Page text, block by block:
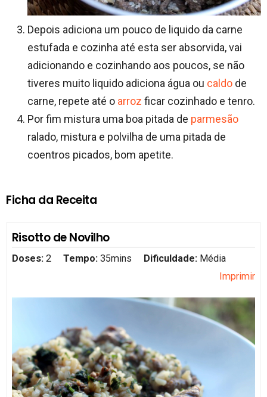
Depois adiciona um pouco de liquido da carne
estufada e cozinha até esta ser absorvida, vai
adicionando e cozinhando aos poucos, se não
tiveres muito liquido adiciona água ou caldo de
carne, repete até o arroz ficar cozinhado e tenro.
Por fim mistura uma boa pitada de parmesão
ralado, mistura e polvilha de uma pitada de
coentros picados, bom apetite.
Ficha da Receita
Risotto de Novilho
Doses: 2 Tempo: 35mins Dificuldade: Média
Imprimir